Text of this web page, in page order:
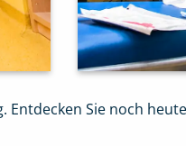
Entdecken Sie noch heute